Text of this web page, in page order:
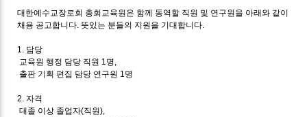
대한예수교장로회 총회교육원은 함께 동역할 직원 및 연구원을 아래와 같이
채용 공고합니다. 뜻있는 분들의 지원을 기대합니다.
1. 담당
교육원 행정 담당 직원 1명,
출판 기획 편집 담당 연구원 1명
2. 자격
대졸 이상 졸업자(직원),
Sketchbook5, 스케치북5